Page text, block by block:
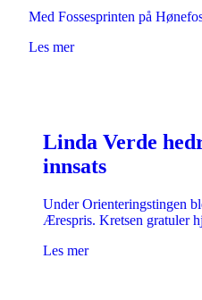
Med Fossesprinten på
Les mer
Linda Verde
innsats
Under Orienteringstingen
Ærespris. Kretsen gratuler
Les mer